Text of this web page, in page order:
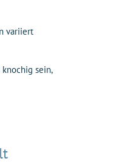
variiert
sein,